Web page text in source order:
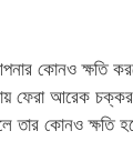
কোনও ক্ষতি
ফেরা আরেক
তার কোনও ক্ষতি